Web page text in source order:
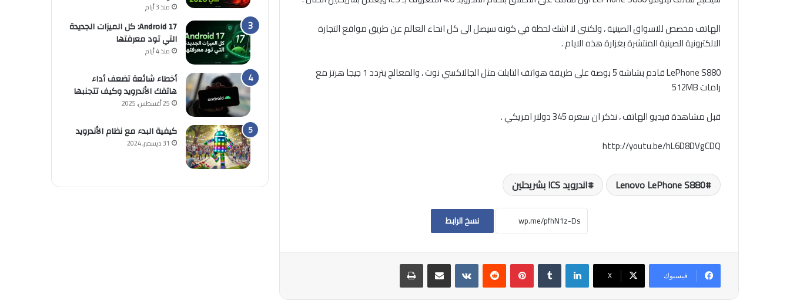
الهاتف مخصص للاسواق الصينية ، ولكننى لا اشك لحظة في كونه سيصل الى كل انحاء العالم عن طريق مواقع التجارة
الالكترونية الصينية المنتشرة بغزارة هذه الايام .
LePhone S880 قادم بشاشة 5 بوصة على طريقة هواتف التابلت مثل الجالاكسي نوت ، والمعالج بتردد 1 جيجا هرتز مع
رامات 512MB
قبل مشاهدة فيديو الهاتف ، نذكر ان سعره 345 دولار امريكي .
http://youtu.be/hL6D8DVgCDQ
Lenovo LePhone S880 اندرويد ICS بشريحتين
نسخ الرابط
فيسبوك ‫X
لينكدإن بينتيريست مشاركة عبر البريد طباعة
منذ 3 أيام
Android 17: كل الميزات الجديدة
التي تود معرفتها
منذ 4 أيام
أخطاء شائعة تضعف أداء
هاتفك الأندرويد وكيف تتجنبها
25 أغسطس, 2025
كيفية البدء مع نظام الأندرويد
31 ديسمبر, 2024